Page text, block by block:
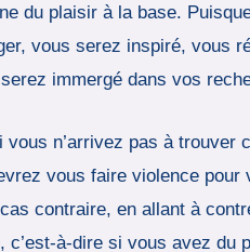
du plaisir à la base.
vous serez inspiré, vous
immergé dans vos
vous n’arrivez pas à
vous faire violence pour
contraire, en allant à
c’est-à-dire si vous avez